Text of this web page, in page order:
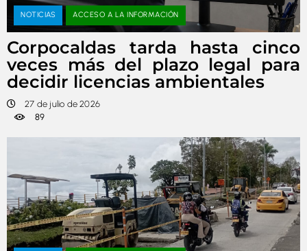
NOTICIAS ACCESO A LA INFORMACIÓN
Corpocaldas tarda hasta cinco
veces más del plazo legal para
decidir licencias ambientales
27 de julio de 2026
89